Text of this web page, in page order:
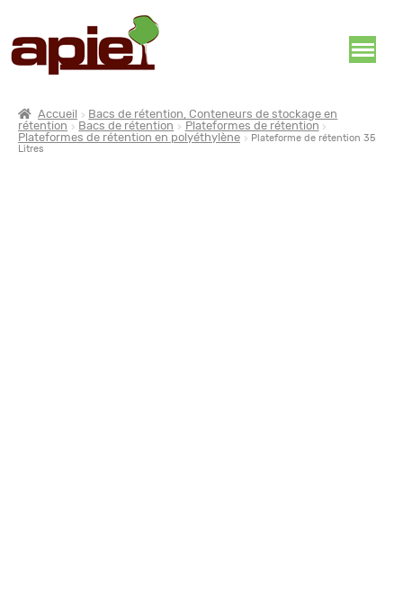
Accueil
Bacs de rétention, Conteneurs de stockage en
rétention
Bacs de rétention
Plateformes de rétention
Plateformes de rétention en polyéthylène
Plateforme de rétention 35
Litres